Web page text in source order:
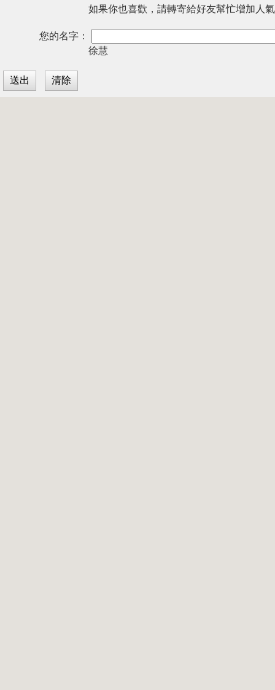
如果你也喜歡，請轉寄給好友幫忙增加人
您的名字：
徐慧